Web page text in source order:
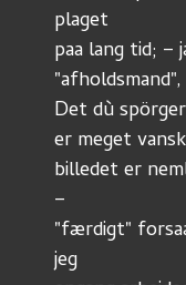
plaget
paa lang tid; –
Det dù
er meget
billedet er
–
"færdigt"
jeg